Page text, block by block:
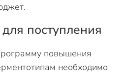
поступления
повышения
необходимо